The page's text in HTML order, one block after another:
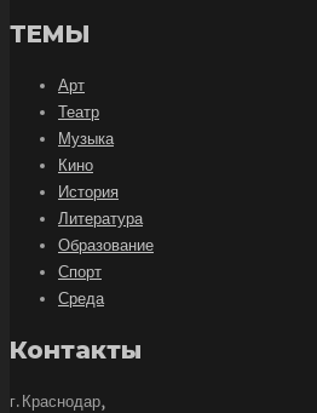
ТЕМЫ
Арт
Театр
Музыка
Кино
История
Литература
Образование
Спорт
Среда
Контакты
г. Краснодар,